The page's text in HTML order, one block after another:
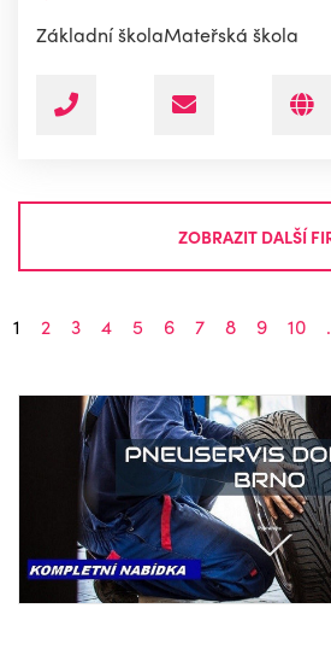
Základní školaMateřská škola
ZOBRAZIT DALŠÍ
1 2 3 4 5 6 7 8 9 10